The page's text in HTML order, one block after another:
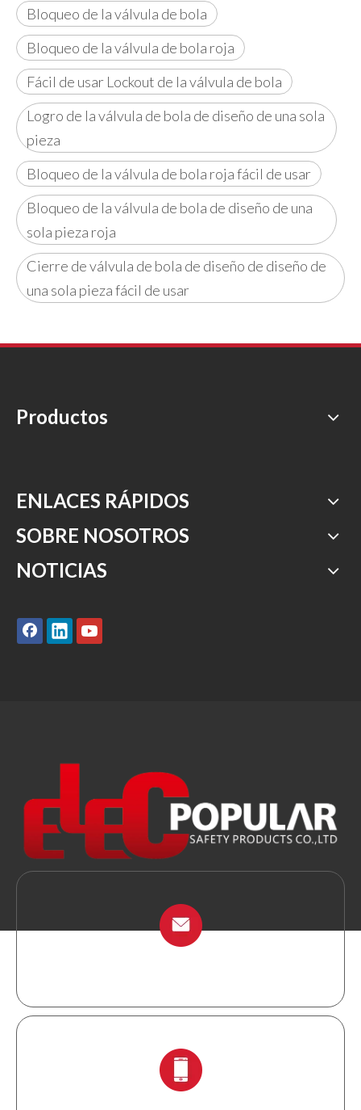
Bloqueo de la válvula de bola
Bloqueo de la válvula de bola roja
Fácil de usar Lockout de la válvula de bola
Logro de la válvula de bola de diseño de una sola
pieza
Bloqueo de la válvula de bola roja fácil de usar
Bloqueo de la válvula de bola de diseño de una
sola pieza roja
Cierre de válvula de bola de diseño de diseño de
una sola pieza fácil de usar
Productos
ENLACES RÁPIDOS
SOBRE NOSOTROS
NOTICIAS